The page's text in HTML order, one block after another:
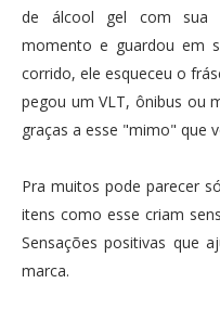
de álcool gel com sua
momento e guardou em
corrido, ele esqueceu o
pegou um VLT, ônibus ou
graças a esse "mimo" que
Pra muitos pode parecer
itens como esse criam
Sensações positivas que
marca.